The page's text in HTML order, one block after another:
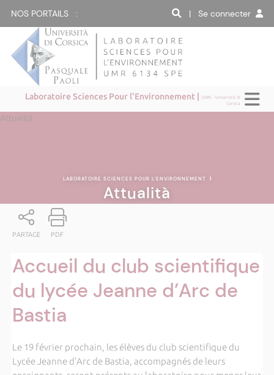
NOS PORTAILS : | Se connecter
Laboratoire Sciences Pour l'Environnement |CNRS - Università di
Corsica
Attualità
LABORATOIRE SCIENCES POUR L'ENVIRONNEMENT |
Attualità
PARTAGE PDF
Accueil du club scientifique
du lycée Jeanne d’Arc de
Bastia
Le 19 février prochain, les élèves du club scientifique du
Lycée Jeanne d'Arc de Bastia, accompagnés de leurs